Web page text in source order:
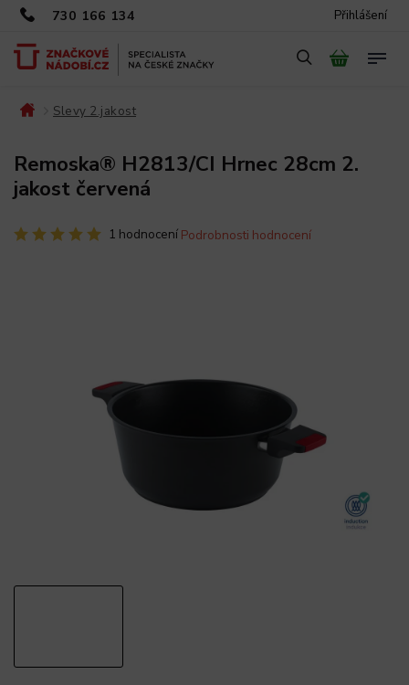
730 166 134 Přihlášení
Slevy 2.jakost
Remoska® H2813/CI Hrnec 28cm 2.
jakost červená
1 hodnocení Podrobnosti hodnocení